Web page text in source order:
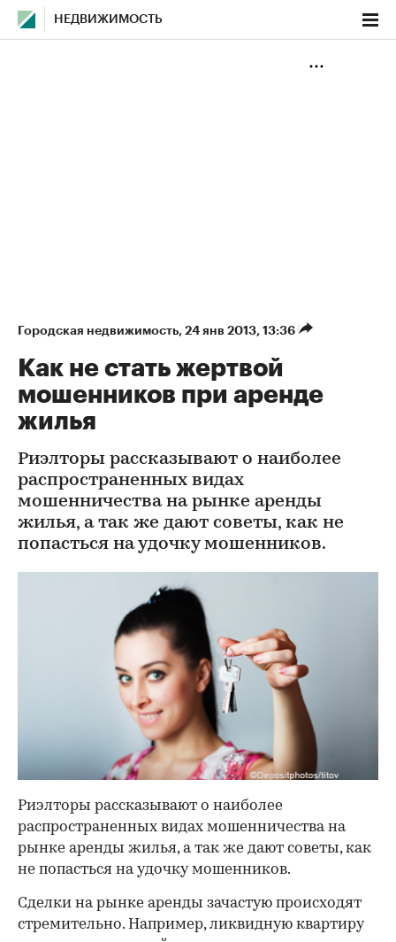
НЕДВИЖИМОСТЬ
Городская недвижимость⁠, 24 янв 2013, 13:36
Как не стать жертвой
мошенников при аренде
жилья
Риэлторы рассказывают о наиболее
распространенных видах
мошенничества на рынке аренды
жилья, а так же дают советы, как не
попасться на удочку мошенников.
Риэлторы рассказывают о наиболее
распространенных видах мошенничества на
рынке аренды жилья, а так же дают советы, как
не попасться на удочку мошенников.
Сделки на рынке аренды зачастую происходят
стремительно. Например, ликвидную квартиру